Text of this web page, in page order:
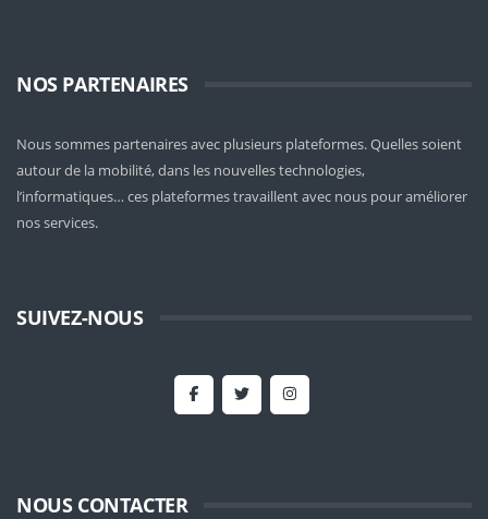
NOS PARTENAIRES
Nous sommes partenaires avec plusieurs plateformes. Quelles soient
autour de la mobilité, dans les nouvelles technologies,
l’informatiques… ces plateformes travaillent avec nous pour améliorer
nos services.
SUIVEZ-NOUS
NOUS CONTACTER